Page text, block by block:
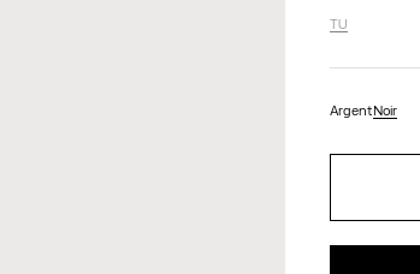
TU
ArgentNoir